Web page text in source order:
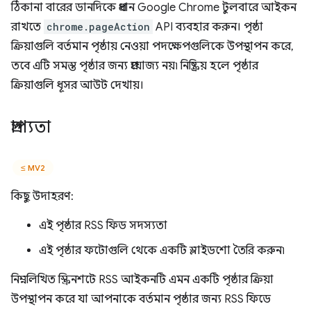
ঠিকানা বারের ডানদিকে প্রধান Google Chrome টুলবারে আইকন
রাখতে chrome.pageAction API ব্যবহার করুন। পৃষ্ঠা
ক্রিয়াগুলি বর্তমান পৃষ্ঠায় নেওয়া পদক্ষেপগুলিকে উপস্থাপন করে,
তবে এটি সমস্ত পৃষ্ঠার জন্য প্রযোজ্য নয়৷ নিষ্ক্রিয় হলে পৃষ্ঠার
ক্রিয়াগুলি ধূসর আউট দেখায়।
প্রাপ্যতা
≤ MV2
কিছু উদাহরণ:
এই পৃষ্ঠার RSS ফিড সদস্যতা
এই পৃষ্ঠার ফটোগুলি থেকে একটি স্লাইডশো তৈরি করুন৷
নিম্নলিখিত স্ক্রিনশটে RSS আইকনটি এমন একটি পৃষ্ঠার ক্রিয়া
উপস্থাপন করে যা আপনাকে বর্তমান পৃষ্ঠার জন্য RSS ফিডে